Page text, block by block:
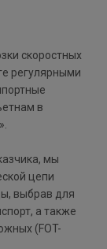
скоростных
регулярными
в
мы
цепи
выбрав для
а также
(FOT-